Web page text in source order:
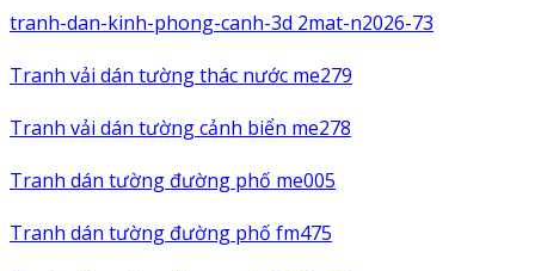
tranh-dan-kinh-phong-canh-3d 2mat-n2026-73
Tranh vải dán tường thác nước me279
Tranh vải dán tường cảnh biển me278
Tranh dán tường đường phố me005
Tranh dán tường đường phố fm475